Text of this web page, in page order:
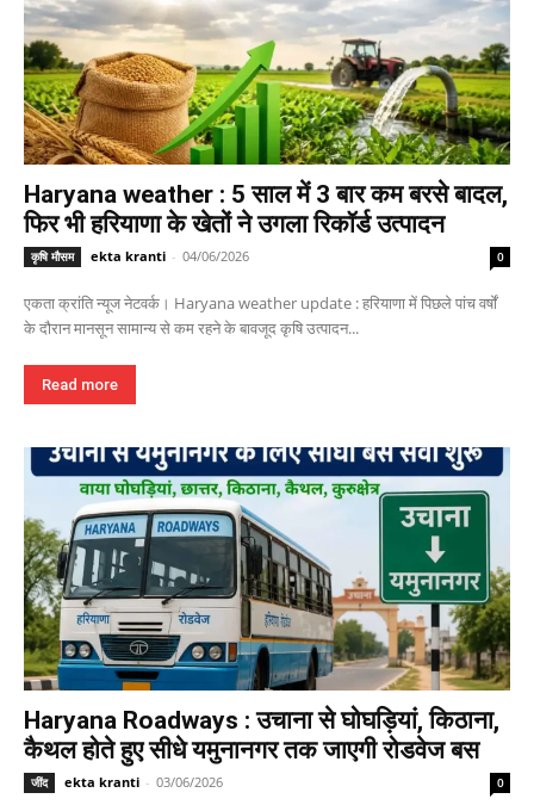
Haryana weather : 5 साल में 3 बार कम बरसे बादल,
फिर भी हरियाणा के खेतों ने उगला रिकॉर्ड उत्पादन
कृषि मौसम ekta kranti - 04/06/2026 0
एकता क्रांति न्यूज नेटवर्क। Haryana weather update : हरियाणा में पिछले पांच वर्षों
के दौरान मानसून सामान्य से कम रहने के बावजूद कृषि उत्पादन...
Read more
Haryana Roadways : उचाना से घोघड़ियां, किठाना,
कैथल होते हुए सीधे यमुनानगर तक जाएगी रोडवेज बस
जींद ekta kranti - 03/06/2026 0